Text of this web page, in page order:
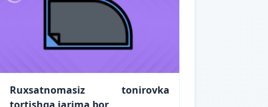
Ruxsatnomasiz tonirovka